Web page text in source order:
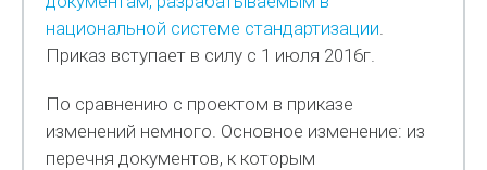
национальной системе стандартизации.
Приказ вступает в силу с 1 июля 2016г.
По сравнению с проектом в приказе
изменений немного. Основное изменение: из
перечня документов, к которым